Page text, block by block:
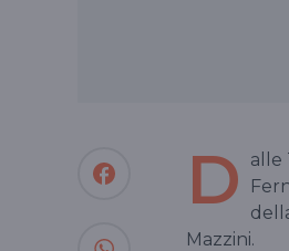
D
alle
Mazzini.